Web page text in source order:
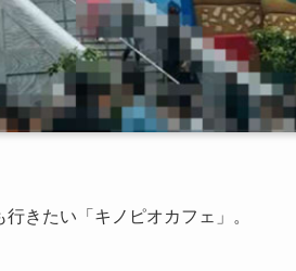
きたい「キノピオカフェ」。